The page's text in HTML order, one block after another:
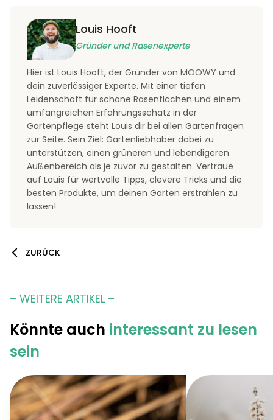
Louis Hooft
Gründer und Rasenexperte
Hier ist Louis Hooft, der Gründer von MOOWY und
dein zuverlässiger Experte. Mit einer tiefen
Leidenschaft für schöne Rasenflächen und einem
umfangreichen Erfahrungsschatz in der
Gartenpflege steht Louis dir bei allen Gartenfragen
zur Seite. Sein Ziel: Gartenliebhaber dabei zu
unterstützen, einen grüneren und lebendigeren
Außenbereich als je zuvor zu gestalten. Vertraue
auf Louis für wertvolle Tipps, clevere Tricks und die
besten Produkte, um deinen Garten erstrahlen zu
lassen!
ZURÜCK
– WEITERE ARTIKEL –
Könnte auch interessant zu lesen
sein